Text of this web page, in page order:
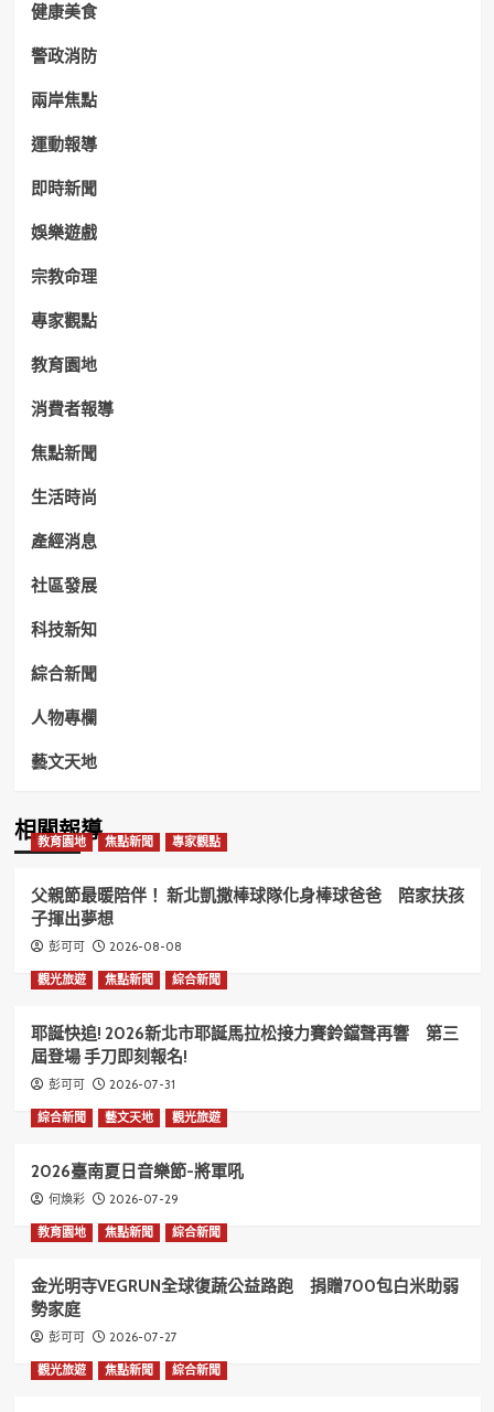
健康美食
警政消防
兩岸焦點
運動報導
即時新聞
娛樂遊戲
宗教命理
專家觀點
教育園地
消費者報導
焦點新聞
生活時尚
產經消息
社區發展
科技新知
綜合新聞
人物專欄
藝文天地
相關報導
教育園地 焦點新聞 專家觀點
父親節最暖陪伴！ 新北凱撒棒球隊化身棒球爸爸 陪家扶孩
子揮出夢想
彭可可 2026-08-08
觀光旅遊 焦點新聞 綜合新聞
耶誕快追! 2026新北市耶誕馬拉松接力賽鈴鐺聲再響 第三
屆登場 手刀即刻報名!
彭可可 2026-07-31
綜合新聞 藝文天地 觀光旅遊
2026臺南夏日音樂節-將軍吼
何煥彩 2026-07-29
教育園地 焦點新聞 綜合新聞
金光明寺VEGRUN全球復蔬公益路跑 捐贈700包白米助弱
勢家庭
彭可可 2026-07-27
觀光旅遊 焦點新聞 綜合新聞